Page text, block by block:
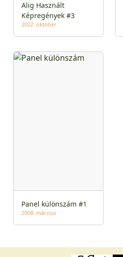
Alig Használt
Képregények #3
2022. október
Panel különszám #1
2008. március